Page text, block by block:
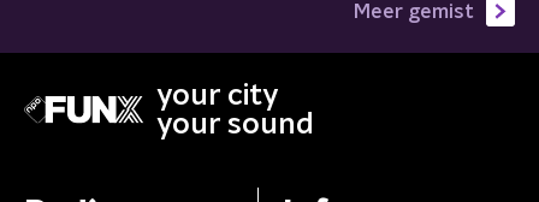
Meer gemist
your city
your sound